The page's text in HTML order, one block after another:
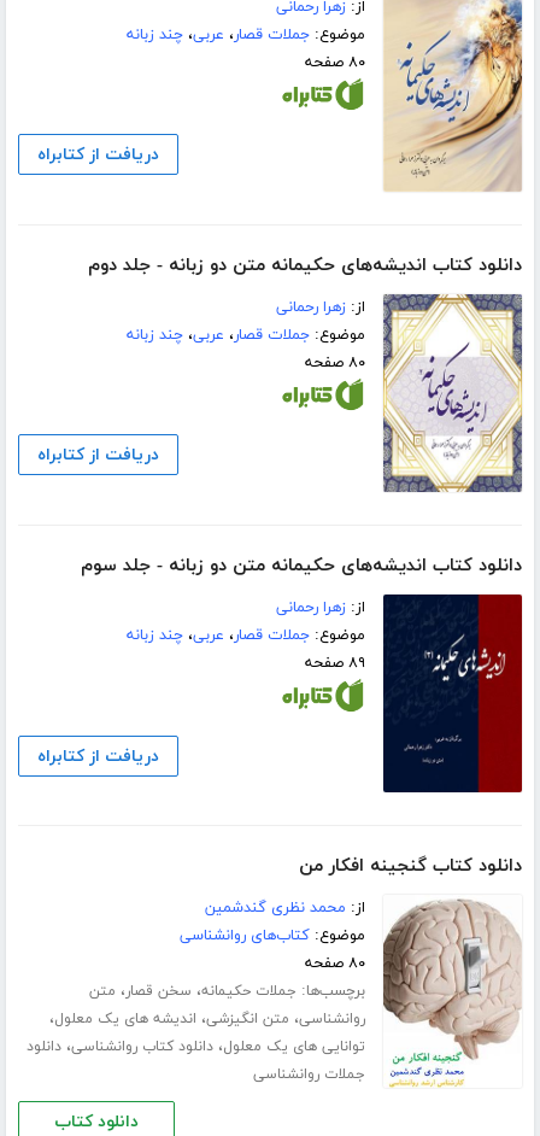
از:زهرا رحمانی
موضوع:جملات قصار، عربی،چند زبانه
۸۰ صفحه
دریافت از کتابراه
دانلود کتاب اندیشه‌های حکیمانه متن دو زبانه - جلد دوم
از:زهرا رحمانی
موضوع:جملات قصار، عربی،چند زبانه
۸۰ صفحه
دریافت از کتابراه
دانلود کتاب اندیشه‌های حکیمانه متن دو زبانه - جلد سوم
از:زهرا رحمانی
موضوع:جملات قصار، عربی،چند زبانه
۸۹ صفحه
دریافت از کتابراه
دانلود کتاب گنجینه افکار من
از: محمد نظری گندشمین
موضوع:کتاب‌های روانشناسی
۸۰ صفحه
برچسب‌ها: جملات حکیمانه، سخن قصار، متن
روانشناسی، متن انگیزشی، اندیشه های یک معلول،
توانایی های یک معلول،دانلود کتاب روانشناسی،دانلود
جملات روانشناسی
دانلود کتاب